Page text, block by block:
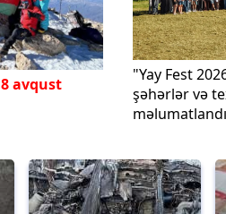
8 avqust
"Yay Fest
şəhərlər və